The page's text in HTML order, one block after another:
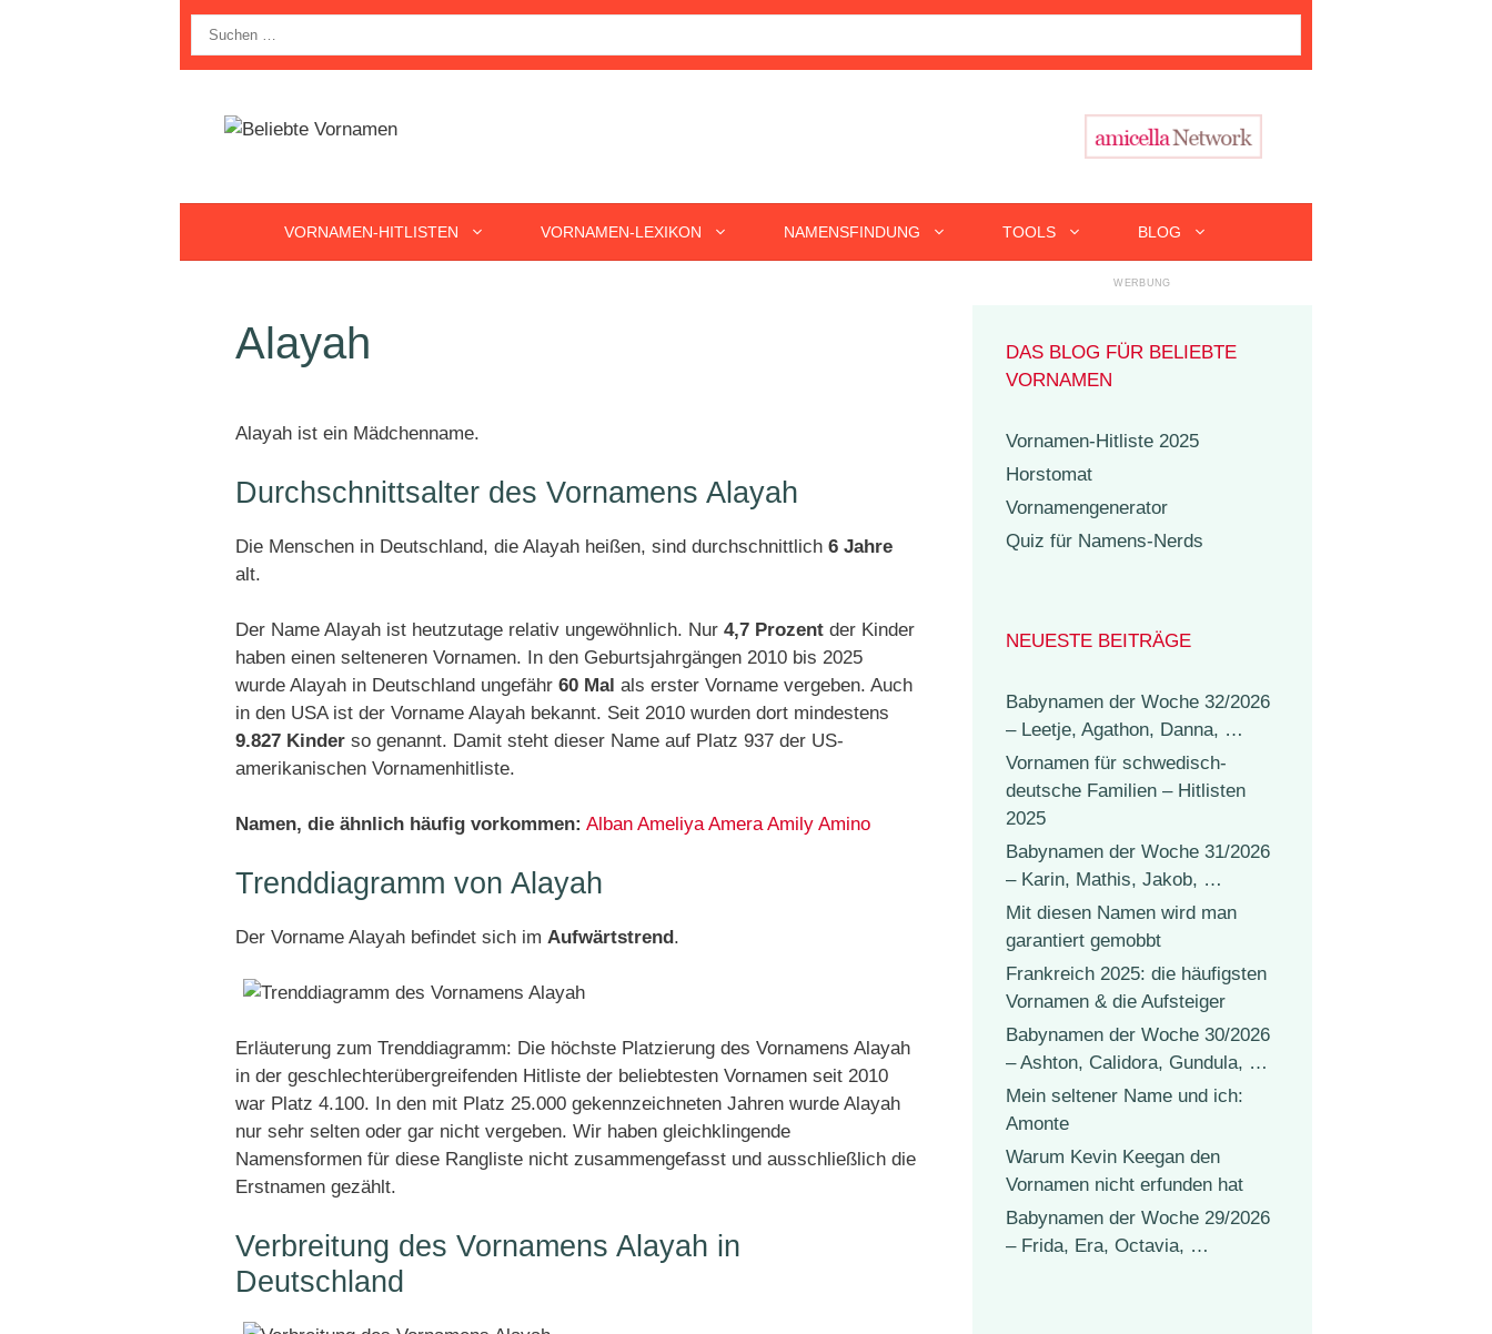
nach:
VORNAMEN-HITLISTEN VORNAMEN-LEXIKON NAMENSFINDUNG TOOLS BLOG
Alayah
Alayah ist ein Mädchenname.
Durchschnittsalter des Vornamens Alayah
Die Menschen in Deutschland, die Alayah heißen, sind durchschnittlich 6 Jahre
alt.
Der Name Alayah ist heutzutage relativ ungewöhnlich. Nur 4,7 Prozent der Kinder
haben einen selteneren Vornamen. In den Geburtsjahrgängen 2010 bis 2025
wurde Alayah in Deutschland ungefähr 60 Mal als erster Vorname vergeben. Auch
in den USA ist der Vorname Alayah bekannt. Seit 2010 wurden dort mindestens
9.827 Kinder so genannt. Damit steht dieser Name auf Platz 937 der US-
amerikanischen Vornamenhitliste.
Namen, die ähnlich häufig vorkommen: Alban Ameliya Amera Amily Amino
Trenddiagramm von Alayah
Der Vorname Alayah befindet sich im Aufwärtstrend.
Erläuterung zum Trenddiagramm: Die höchste Platzierung des Vornamens Alayah
in der geschlechterübergreifenden Hitliste der beliebtesten Vornamen seit 2010
war Platz 4.100. In den mit Platz 25.000 gekennzeichneten Jahren wurde Alayah
nur sehr selten oder gar nicht vergeben. Wir haben gleichklingende
Namensformen für diese Rangliste nicht zusammengefasst und ausschließlich die
Erstnamen gezählt.
Verbreitung des Vornamens Alayah in
Deutschland
DAS BLOG FÜR BELIEBTE
VORNAMEN
Vornamen-Hitliste 2025
Horstomat
Vornamengenerator
Quiz für Namens-Nerds
NEUESTE BEITRÄGE
Babynamen der Woche 32/2026
– Leetje, Agathon, Danna, …
Vornamen für schwedisch-
deutsche Familien – Hitlisten
2025
Babynamen der Woche 31/2026
– Karin, Mathis, Jakob, …
Mit diesen Namen wird man
garantiert gemobbt
Frankreich 2025: die häufigsten
Vornamen & die Aufsteiger
Babynamen der Woche 30/2026
– Ashton, Calidora, Gundula, …
Mein seltener Name und ich:
Amonte
Warum Kevin Keegan den
Vornamen nicht erfunden hat
Babynamen der Woche 29/2026
– Frida, Era, Octavia, …